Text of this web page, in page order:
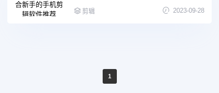
剪辑 2023-09-28
1